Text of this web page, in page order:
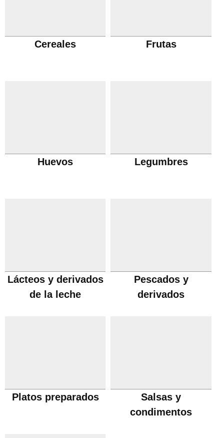
Cereales Frutas
Huevos Legumbres
Lácteos y derivados
de la leche
Pescados y
derivados
Platos preparados
Salsas y
condimentos